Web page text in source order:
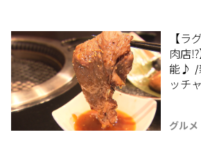
【ラ
肉店
能♪ /
ッチ
グルメ